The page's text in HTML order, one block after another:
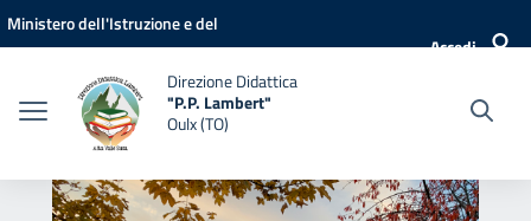
Vai ai contenuti
Vai al menu di navigazione
Vai al footer
Ministero dell'Istruzione e del
Accedi
Direzione Didattica
"P.P. Lambert"
Oulx (TO)